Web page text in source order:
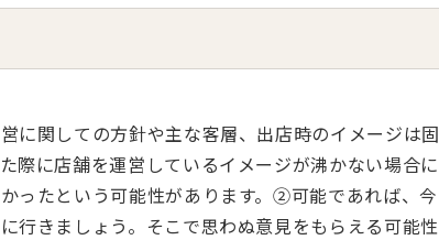
に関しての方針や主な客層、出店時のイメージは固
際に店舗を運営しているイメージが沸かない場合に
ったという可能性があります。②可能であれば、今
行きましょう。そこで思わぬ意見をもらえる可能性